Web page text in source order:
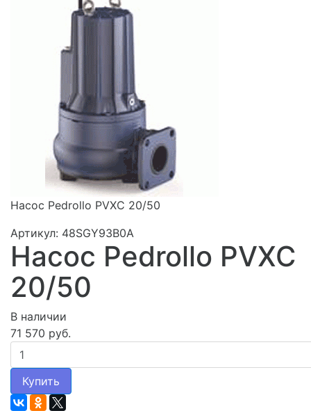
Насос Pedrollo PVXC 20/50
Артикул: 48SGY93B0A
Насос Pedrollo PVXC
20/50
В наличии
71 570 руб.
Купить